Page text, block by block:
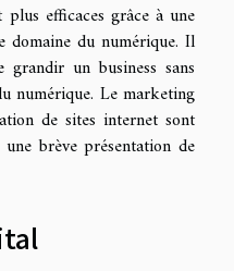
efficaces grâce à une
domaine du numérique. Il
un business sans
numérique. Le marketing
de sites internet sont
brève présentation de